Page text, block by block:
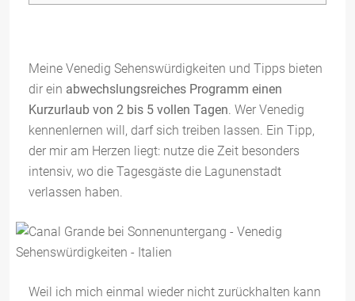
Meine Venedig Sehenswürdigkeiten und Tipps bieten
dir ein abwechslungsreiches Programm einen
Kurzurlaub von 2 bis 5 vollen Tagen. Wer Venedig
kennenlernen will, darf sich treiben lassen. Ein Tipp,
der mir am Herzen liegt: nutze die Zeit besonders
intensiv, wo die Tagesgäste die Lagunenstadt
verlassen haben.
Weil ich mich einmal wieder nicht zurückhalten kann